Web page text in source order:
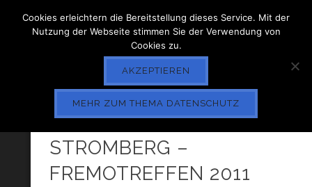
SOMMER SONNE
STROMBERG –
FREMOTREFFEN 2011
Cookies erleichtern die Bereitstellung dieses Service. Mit der
Nutzung der Webseite stimmen Sie der Verwendung von
Cookies zu.
AKZEPTIEREN
MEHR ZUM THEMA DATENSCHUTZ